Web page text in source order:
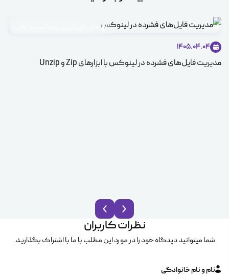
مطالب آموزشی در زمینه سیستم عامل
1405.04.04
مدیریت فایل‌های فشرده در لینوکس با ابزارهای Zip و Unzip
نظرات کاربران
شما میتوانید دیدگاه خود را در مورد این مطلب با ما با اشتراک بگذارید.
نام و نام خانوادگی